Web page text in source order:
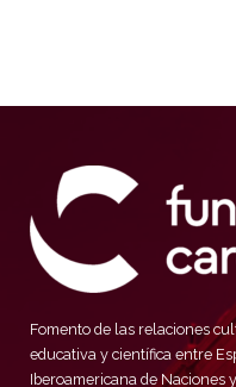
Fomento de las relaciones
educativa y científica entre
Iberoamericana de Naciones